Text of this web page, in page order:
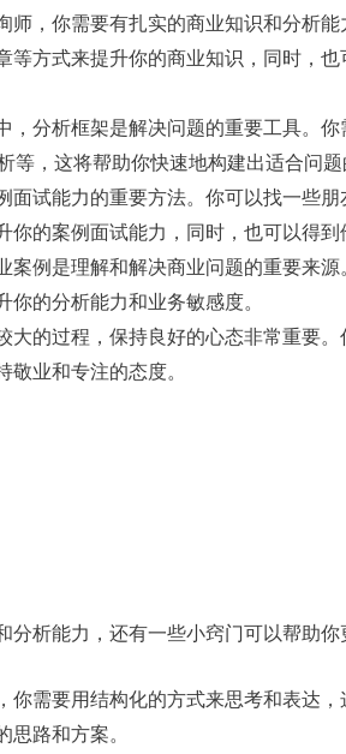
师，你需要有扎实的商业知识和分析
等方式来提升你的商业知识，同时，
，分析框架是解决问题的重要工具。
等，这将帮助你快速地构建出适合问题
面试能力的重要方法。你可以找一些
的案例面试能力，同时，也可以得到
案例是理解和解决商业问题的重要来
的分析能力和业务敏感度。
大的过程，保持良好的心态非常重要
业和专注的态度。
析能力，还有一些小窍门可以帮助你
你需要用结构化的方式来思考和表达
路和方案。